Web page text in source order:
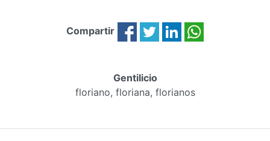
Compartir
Gentilicio
floriano, floriana, florianos